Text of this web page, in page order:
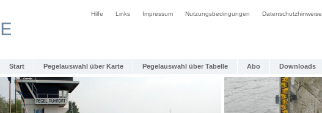
Hilfe Links Impressum Nutzungsbedingungen Datenschutzhinweise
Start Pegelauswahl über Karte Pegelauswahl über Tabelle Abo Downloads